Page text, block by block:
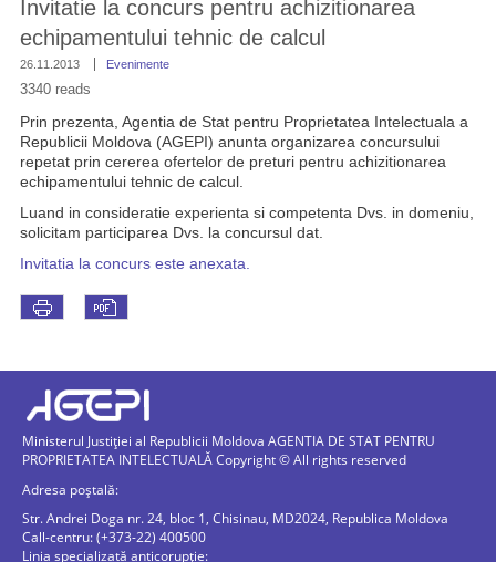
Invitatie la concurs pentru achizitionarea
echipamentului tehnic de calcul
26.11.2013 Evenimente
Prin prezenta, Agentia de Stat pentru Proprietatea Intelectuala a
Republicii Moldova (AGEPI) anunta organizarea concursului
repetat prin cererea ofertelor de preturi pentru achizitionarea
echipamentului tehnic de calcul.
Luand in consideratie experienta si competenta Dvs. in domeniu,
solicitam participarea Dvs. la concursul dat.
Invitatia la concurs este anexata.
3340 reads
Ministerul Justiției al Republicii Moldova AGENTIA DE STAT PENTRU
PROPRIETATEA INTELECTUALĂ Copyright © All rights reserved
Adresa poștală:
Str. Andrei Doga nr. 24, bloc 1, Chisinau, MD2024, Republica Moldova
Call-centru: (+373-22) 400500
Linia specializată anticorupție: